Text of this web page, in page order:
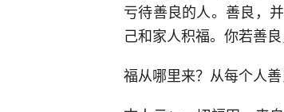
亏待善良的人。善良，
己和家人积福。你若善
福从哪里来？从每个人善